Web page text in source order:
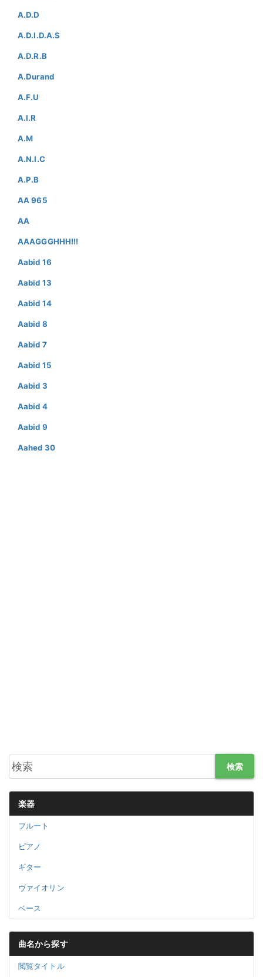
A.D.D
A.D.I.D.A.S
A.D.R.B
A.Durand
A.F.U
A.I.R
A.M
A.N.I.C
A.P.B
AA 965
AA
AAAGGGHHH!!!
Aabid 16
Aabid 13
Aabid 14
Aabid 8
Aabid 7
Aabid 15
Aabid 3
Aabid 4
Aabid 9
Aahed 30
検索
楽器
フルート
ピアノ
ギター
ヴァイオリン
ベース
曲名から探す
閲覧タイトル